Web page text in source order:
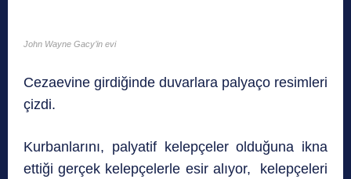
John Wayne Gacy’in evi
Cezaevine girdiğinde duvarlara palyaço resimleri
çizdi.
Kurbanlarını, palyatif kelepçeler olduğuna ikna
ettiği gerçek kelepçelerle esir alıyor, kelepçeleri